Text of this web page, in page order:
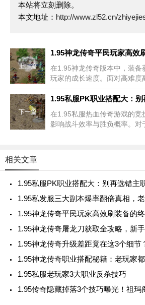
本站将立刻删除。
本文地址： http://www.zl52.cn/
上一篇
在1.95神龙传奇版本中，装备
玩家的成长速度。面对高难度
键课题。本文将结合游戏机制
玩家提升装备产出的核心策略
下一篇
1.95私服PK职业搭配大：
在1.95私服热血传奇游戏的竞
影响战斗效率与胜负概率。对
相关文章
1.95私服PK职业搭配大：别再选错主
1.95私发服三大副本爆率翻倍真相，
1.95神龙传奇平民玩家高效刷装备的
1.95神龙传奇屠龙刀获取全攻略，新
1.95神龙传奇职业搭配秘籍：老玩家
1.95私服老玩家3大职业反杀技巧